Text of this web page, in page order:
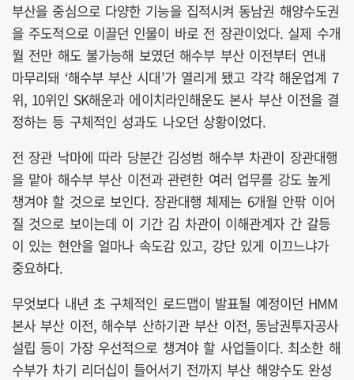
부산을 중심으로 다양한 기능을 집적시켜 동남권 해양수도권
을 주도적으로 이끌던 인물이 바로 전 장관이었다. 실제 수개
월 전만 해도 불가능해 보였던 해수부 부산 이전부터 연내
마무리돼 ‘해수부 부산 시대’가 열리게 됐고 각각 해운업계 7
위, 10위인 SK해운과 에이치라인해운도 본사 부산 이전을 결
정하는 등 구체적인 성과도 나오던 상황이었다.
전 장관 낙마에 따라 당분간 김성범 해수부 차관이 장관대행
을 맡아 해수부 부산 이전과 관련한 여러 업무를 강도 높게
챙겨야 할 것으로 보인다. 장관대행 체제는 6개월 안팎 이어
질 것으로 보이는데 이 기간 김 차관이 이해관계자 간 갈등
이 있는 현안을 얼마나 속도감 있고, 강단 있게 이끄느냐가
중요하다.
무엇보다 내년 초 구체적인 로드맵이 발표될 예정이던 HMM
본사 부산 이전, 해수부 산하기관 부산 이전, 동남권투자공사
설립 등이 가장 우선적으로 챙겨야 할 사업들이다. 최소한 해
수부가 차기 리더십이 들어서기 전까지 부산 해양수도 완성